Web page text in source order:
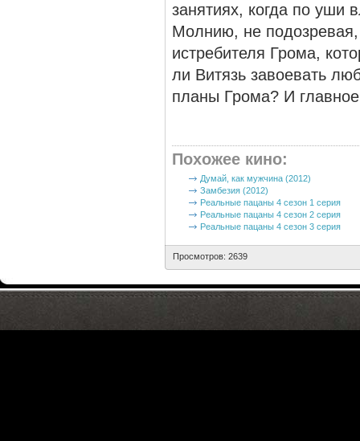
занятиях, когда по уши
Молнию, не
истребителя Грома,
ли Витязь завоевать
планы Грома? И
Похожее кино:
Думай, как мужчина (2012)
Замбезия (2012)
Реальные пацаны 4 сезон 1 серия
Реальные пацаны 4 сезон 2 серия
Реальные пацаны 4 сезон 3 серия
Просмотров: 2639